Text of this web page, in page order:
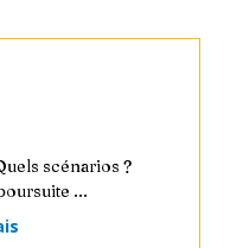
scénarios ?
...